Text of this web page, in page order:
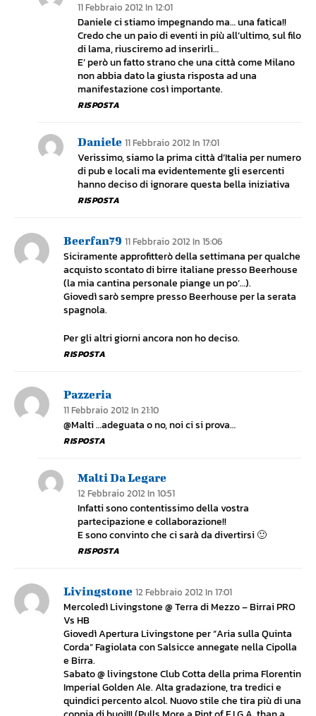
11 Febbraio 2012 In 12:01
Daniele ci stiamo impegnando ma… una fatica!!
Credo che un paio di eventi in più all’ultimo, sul filo
di lama, riusciremo ad inserirli…
E’ però un fatto strano che una città come Milano
non abbia dato la giusta risposta ad una
manifestazione così importante.
RISPOSTA
Daniele 11 Febbraio 2012 In 17:01
Verissimo, siamo la prima città d’Italia per numero
di pub e locali ma evidentemente gli esercenti
hanno deciso di ignorare questa bella iniziativa
RISPOSTA
Beerfan79 11 Febbraio 2012 In 15:06
Siciramente approfitterò della settimana per qualche
acquisto scontato di birre italiane presso Beerhouse
(la mia cantina personale piange un po’…).
Giovedì sarò sempre presso Beerhouse per la serata
spagnola.
Per gli altri giorni ancora non ho deciso.
RISPOSTA
Pazzeria
11 Febbraio 2012 In 21:10
@Malti …adeguata o no, noi ci si prova…
RISPOSTA
Malti Da Legare
12 Febbraio 2012 In 10:51
Infatti sono contentissimo della vostra
partecipazione e collaborazione!!
E sono convinto che ci sarà da divertirsi 🙂
RISPOSTA
Livingstone 12 Febbraio 2012 In 17:01
Mercoledì Livingstone @ Terra di Mezzo – Birrai PRO
Vs HB
Giovedì Apertura Livingstone per “Aria sulla Quinta
Corda” Fagiolata con Salsicce annegate nella Cipolla
e Birra.
Sabato @ livingstone Club Cotta della prima Florentin
Imperial Golden Ale. Alta gradazione, tra tredici e
quindici percento alcol. Nuovo stile che tira più di una